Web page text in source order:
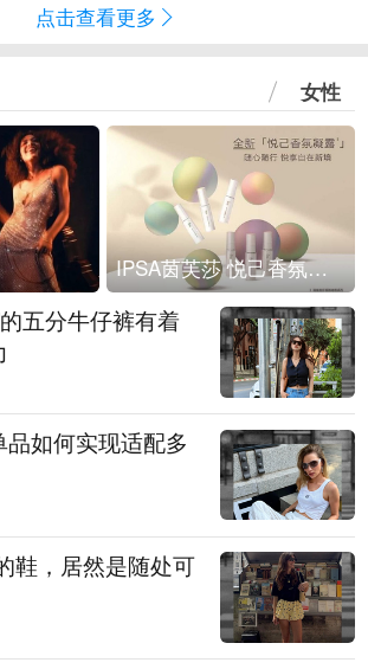
点击查看更多
女性
IPSA茵芙莎 悦己香氛凝露上市
五分牛仔裤有着
如何实现适配多
鞋，居然是随处可